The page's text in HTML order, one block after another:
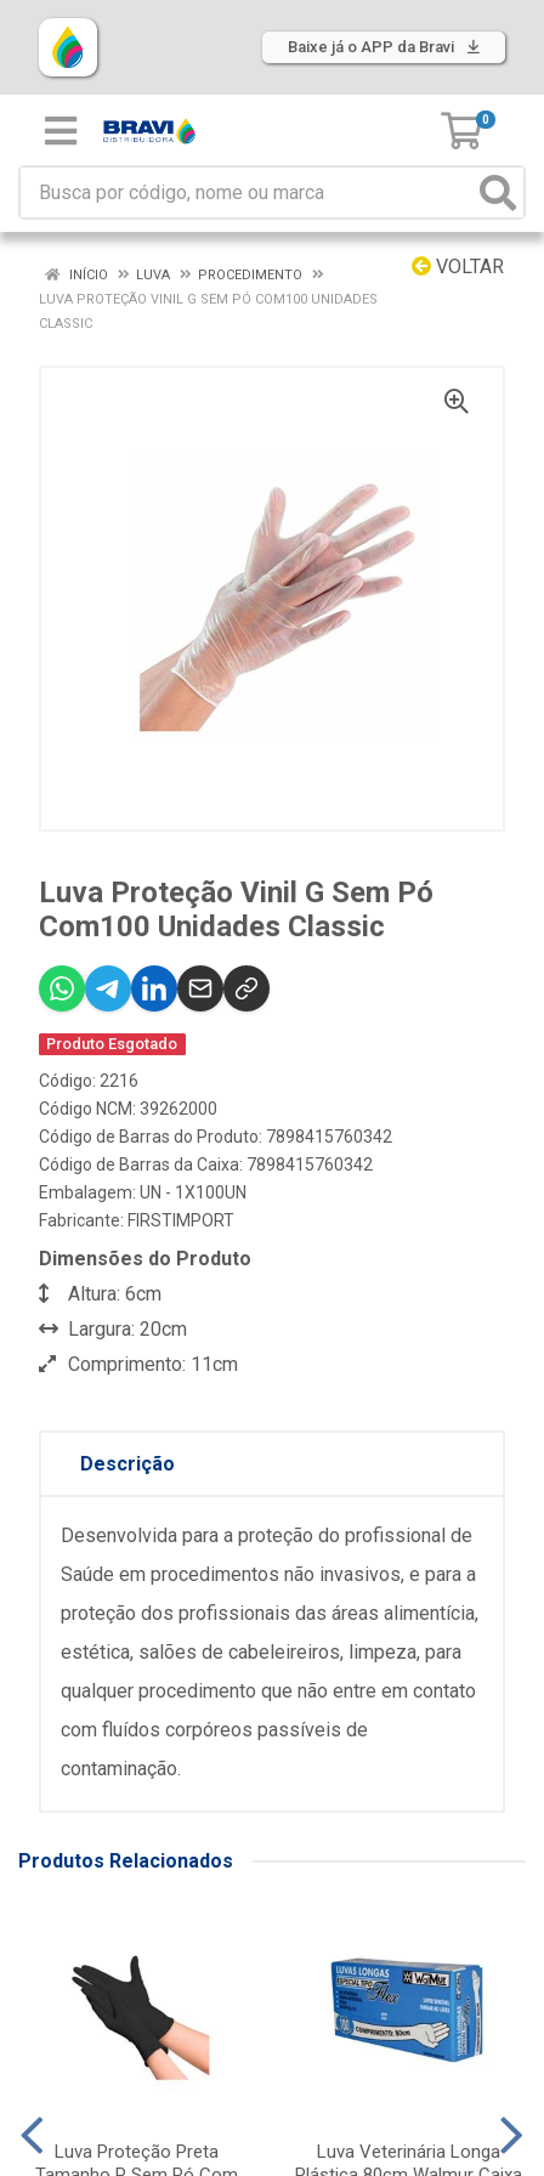
Baixe já o APP da Bravi
0
VOLTAR
INÍCIO LUVA
PROCEDIMENTO
LUVA PROTEÇÃO VINIL G SEM PÓ COM100 UNIDADES
CLASSIC
Luva Proteção Vinil G Sem Pó
Com100 Unidades Classic
Produto Esgotado
Código: 2216
Código NCM: 39262000
Código de Barras do Produto: 7898415760342
Código de Barras da Caixa: 7898415760342
Embalagem: UN - 1X100UN
Fabricante: FIRSTIMPORT
Dimensões do Produto
Altura: 6cm
Largura: 20cm
Comprimento: 11cm
Descrição
Desenvolvida para a proteção do profissional de
Saúde em procedimentos não invasivos, e para a
proteção dos profissionais das áreas alimentícia,
estética, salões de cabeleireiros, limpeza, para
qualquer procedimento que não entre em contato
com fluídos corpóreos passíveis de
contaminação.
Produtos Relacionados
Luva Proteção Preta
Luva Veterinária Longa